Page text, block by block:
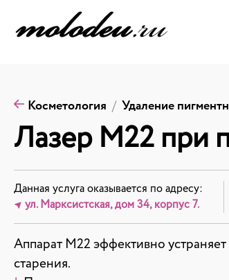
Косметология Удаление
Лазер М22 при
Данная услуга оказывается по адресу:
ул. Марксистская, дом 34, корпус 7.
Аппарат М22 эффективно
старения.